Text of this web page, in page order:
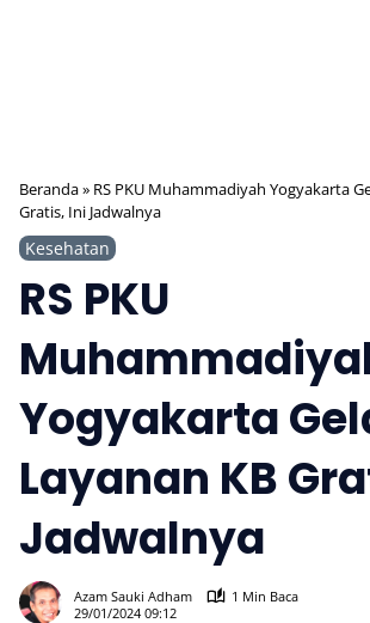
Beranda» RS PKU Muhammadiyah Yogyakarta
Gratis, Ini Jadwalnya
Kesehatan
RS PKU
Yogyakarta
Layanan KB
Jadwalnya
Azam Sauki Adham
1 Min Baca
29/01/2024 09:12